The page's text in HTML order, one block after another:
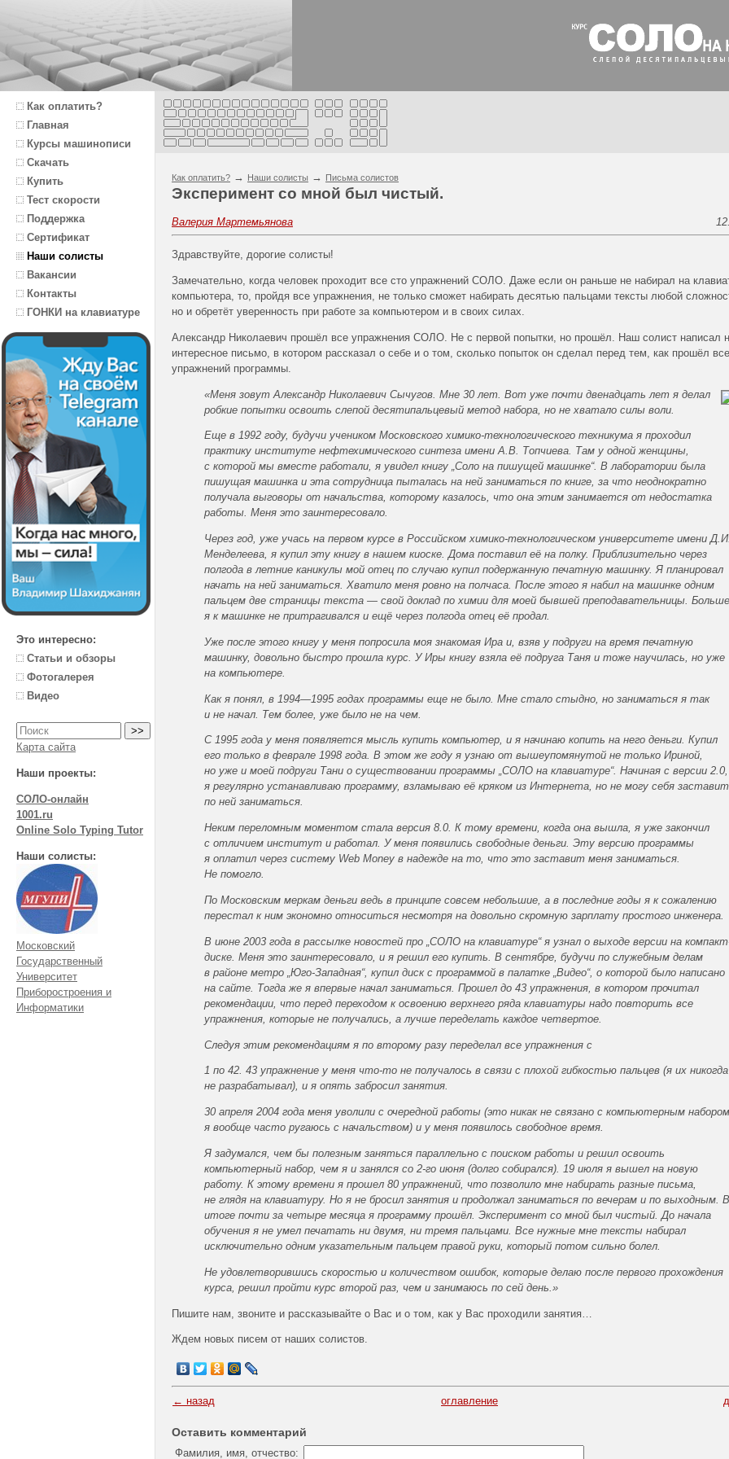
Как оплатить?
Главная
Курсы машинописи
Скачать
Купить
Тест скорости
Поддержка
Сертификат
Наши солисты
Вакансии
Контакты
ГОНКИ на клавиатуре
Это интересно:
Статьи и обзоры
Фотогалерея
Видео
Карта сайта
Наши проекты:
СОЛО-онлайн
1001.ru
Online Solo Typing Tutor
Наши солисты:
Московский
Государственный
Университет
Приборостроения и
Информатики
Как оплатить? → Наши солисты → Письма солистов
Эксперимент со мной был чистый.
Валерия Мартемьянова
Здравствуйте, дорогие солисты!
Замечательно, когда человек проходит все сто упражнений СОЛО. Даже если он раньше не набирал на
компьютера, то, пройдя все упражнения, не только сможет набирать десятью пальцами тексты любой
но и обретёт уверенность при работе за компьютером и в своих силах.
Александр Николаевич прошёл все упражнения СОЛО. Не с первой попытки, но прошёл. Наш солист написал
интересное письмо, в котором рассказал о себе и о том, сколько попыток он сделал перед тем, как прошёл
упражнений программы.
«Меня зовут Александр Николаевич Сычугов. Мне 30 лет. Вот уже почти двенадцать лет я делал
робкие попытки освоить слепой десятипальцевый метод набора, но не хватало силы воли.
Еще в 1992 году, будучи учеником Московского химико-технологического техникума я проходил
практику институте нефтехимического синтеза имени А.В. Топчиева. Там у одной женщины,
с которой мы вместе работали, я увидел книгу „Соло на пишущей машинке“. В лаборатории была
пишущая машинка и эта сотрудница пыталась на ней заниматься по книге, за что неоднократно
получала выговоры от начальства, которому казалось, что она этим занимается от недостатка
работы. Меня это заинтересовало.
Через год, уже учась на первом курсе в Российском химико-технологическом университете имени
Менделеева, я купил эту книгу в нашем киоске. Дома поставил её на полку. Приблизительно через
полгода в летние каникулы мой отец по случаю купил подержанную печатную машинку. Я планировал
начать на ней заниматься. Хватило меня ровно на полчаса. После этого я набил на машинке одним
пальцем две страницы текста — свой доклад по химии для моей бывшей преподавательницы. Больше
я к машинке не притрагивался и ещё через полгода отец её продал.
Уже после этого книгу у меня попросила моя знакомая Ира и, взяв у подруги на время печатную
машинку, довольно быстро прошла курс. У Иры книгу взяла её подруга Таня и тоже научилась, но уже
на компьютере.
Как я понял, в 1994—1995 годах программы еще не было. Мне стало стыдно, но заниматься я так
и не начал. Тем более, уже было не на чем.
С 1995 года у меня появляется мысль купить компьютер, и я начинаю копить на него деньги. Купил
его только в феврале 1998 года. В этом же году я узнаю от вышеупомянутой не только Ириной,
но уже и моей подруги Тани о существовании программы „СОЛО на клавиатуре“. Начиная с версии 2.0,
я регулярно устанавливаю программу, взламываю её кряком из Интернета, но не могу себя
по ней заниматься.
Неким переломным моментом стала версия 8.0. К тому времени, когда она вышла, я уже закончил
с отличием институт и работал. У меня появились свободные деньги. Эту версию программы
я оплатил через систему Web Money в надежде на то, что это заставит меня заниматься.
Не помогло.
По Московским меркам деньги ведь в принципе совсем небольшие, а в последние годы я к сожалению
перестал к ним экономно относиться несмотря на довольно скромную зарплату простого инженера.
В июне 2003 года в рассылке новостей про „СОЛО на клавиатуре“ я узнал о выходе версии на
диске. Меня это заинтересовало, и я решил его купить. В сентябре, будучи по служебным делам
в районе метро „Юго-Западная“, купил диск с программой в палатке „Видео“, о которой было написано
на сайте. Тогда же я впервые начал заниматься. Прошел до 43 упражнения, в котором прочитал
рекомендации, что перед переходом к освоению верхнего ряда клавиатуры надо повторить все
упражнения, которые не получались, а лучше переделать каждое четвертое.
Следуя этим рекомендациям я по второму разу переделал все упражнения с
1 по 42. 43 упражнение у меня что-то не получалось в связи с плохой гибкостью пальцев (я их никогда
не разрабатывал), и я опять забросил занятия.
30 апреля 2004 года меня уволили с очередной работы (это никак не связано с компьютерным набором
я вообще часто ругаюсь с начальством) и у меня появилось свободное время.
Я задумался, чем бы полезным заняться параллельно с поиском работы и решил освоить
компьютерный набор, чем я и занялся со 2-го июня (долго собирался). 19 июля я вышел на новую
работу. К этому времени я прошел 80 упражнений, что позволило мне набирать разные письма,
не глядя на клавиатуру. Но я не бросил занятия и продолжал заниматься по вечерам и по выходным. В
итоге почти за четыре месяца я программу прошёл. Эксперимент со мной был чистый. До начала
обучения я не умел печатать ни двумя, ни тремя пальцами. Все нужные мне тексты набирал
исключительно одним указательным пальцем правой руки, который потом сильно болел.
Не удовлетворившись скоростью и количеством ошибок, которые делаю после первого прохождения
курса, решил пройти курс второй раз, чем и занимаюсь по сей день.»
Пишите нам, звоните и рассказывайте о Вас и о том, как у Вас проходили занятия…
Ждем новых писем от наших солистов.
← назад оглавление
Оставить комментарий
Фамилия, имя, отчество: